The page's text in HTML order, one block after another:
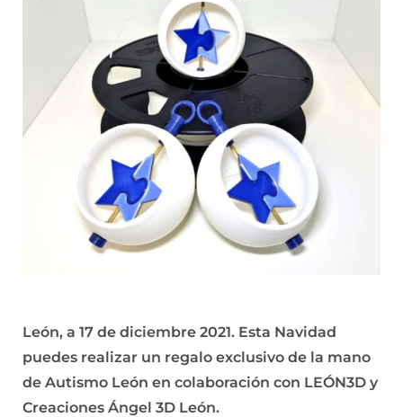
León, a 17 de diciembre 2021. Esta Navidad
puedes realizar un regalo exclusivo de la mano
de Autismo León en colaboración con LEÓN3D y
Creaciones Ángel 3D León.